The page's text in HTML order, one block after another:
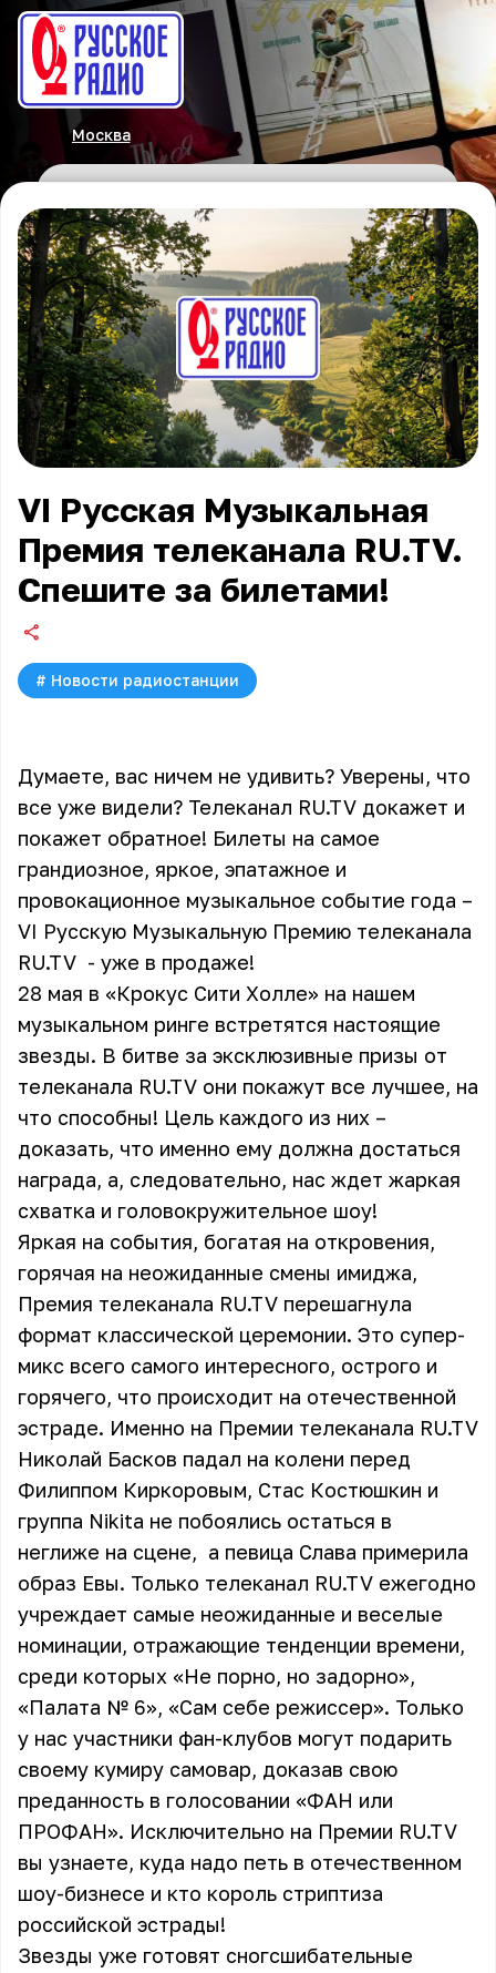
Москва
VI Русская Музыкальная
Премия телеканала RU.TV.
Спешите за билетами!
# Новости радиостанции
Думаете, вас ничем не удивить? Уверены, что
все уже видели? Телеканал RU.TV докажет и
покажет обратное! Билеты на самое
грандиозное, яркое, эпатажное и
провокационное музыкальное событие года –
VI Русскую Музыкальную Премию телеканала
RU.TV - уже в продаже!
28 мая в «Крокус Сити Холле» на нашем
музыкальном ринге встретятся настоящие
звезды. В битве за эксклюзивные призы от
телеканала RU.TV они покажут все лучшее, на
что способны! Цель каждого из них –
доказать, что именно ему должна достаться
награда, а, следовательно, нас ждет жаркая
схватка и головокружительное шоу!
Яркая на события, богатая на откровения,
горячая на неожиданные смены имиджа,
Премия телеканала RU.TV перешагнула
формат классической церемонии. Это супер-
микс всего самого интересного, острого и
горячего, что происходит на отечественной
эстраде. Именно на Премии телеканала RU.TV
Николай Басков падал на колени перед
Филиппом Киркоровым, Стас Костюшкин и
группа Nikita не побоялись остаться в
неглиже на сцене, а певица Слава примерила
образ Евы. Только телеканал RU.TV ежегодно
учреждает самые неожиданные и веселые
номинации, отражающие тенденции времени,
среди которых «Не порно, но задорно»,
«Палата № 6», «Сам себе режиссер». Только
у нас участники фан-клубов могут подарить
своему кумиру самовар, доказав свою
преданность в голосовании «ФАН или
ПРОФАН». Исключительно на Премии RU.TV
вы узнаете, куда надо петь в отечественном
шоу-бизнесе и кто король стриптиза
российской эстрады!
Звезды уже готовят сногсшибательные